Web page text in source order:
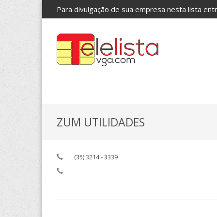
Para divulgação de sua empresa nesta lista
ZUM UTILIDADES
(35) 3214 - 3339